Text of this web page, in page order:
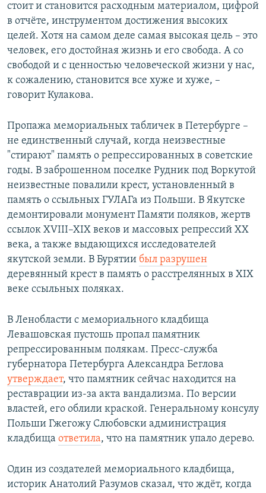
стоит и становится расходным материалом, цифрой
в отчёте, инструментом достижения высоких
целей. Хотя на самом деле самая высокая цель – это
человек, его достойная жизнь и его свобода. А со
свободой и с ценностью человеческой жизни у нас,
к сожалению, становится все хуже и хуже, –
говорит Кулакова.
Пропажа мемориальных табличек в Петербурге –
не единственный случай, когда неизвестные
"стирают" память о репрессированных в советские
годы. В заброшенном поселке Рудник под Воркутой
неизвестные повалили крест, установленный в
память о ссыльных ГУЛАГа из Польши. В Якутске
демонтировали монумент Памяти поляков, жертв
ссылок XVIII–XIX веков и массовых репрессий XX
века, а также выдающихся исследователей
якутской земли. В Бурятии был разрушен
деревянный крест в память о расстрелянных в XIX
веке ссыльных поляках.
В Ленобласти с мемориального кладбища
Левашовская пустошь пропал памятник
репрессированным полякам. Пресс-служба
губернатора Петербурга Александра Беглова
утверждает, что памятник сейчас находится на
реставрации из-за акта вандализма. По версии
властей, его облили краской. Генеральному консулу
Польши Гжегожу Слюбовски администрация
кладбища ответила, что на памятник упало дерево.
Один из создателей мемориального кладбища,
историк Анатолий Разумов сказал, что ждёт, когда